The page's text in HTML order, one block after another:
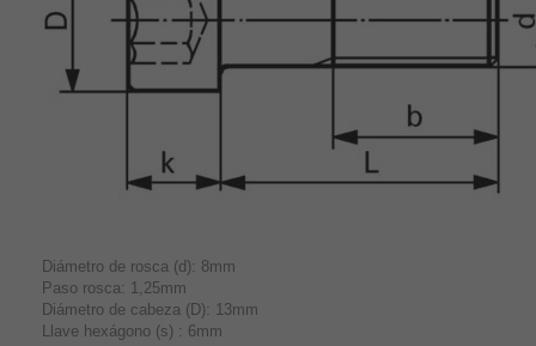
Diámetro de rosca (d): 8mm
Paso rosca: 1,25mm
Diámetro de cabeza (D): 13mm
Llave hexágono (s) : 6mm